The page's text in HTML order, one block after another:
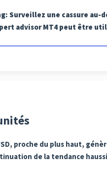
: Surveillez une cassure au-
advisor MT4 peut être
proche du plus haut,
de la tendance